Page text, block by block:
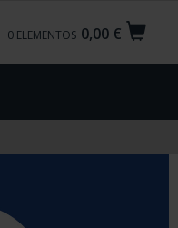
0,00 €
0 ELEMENTOS